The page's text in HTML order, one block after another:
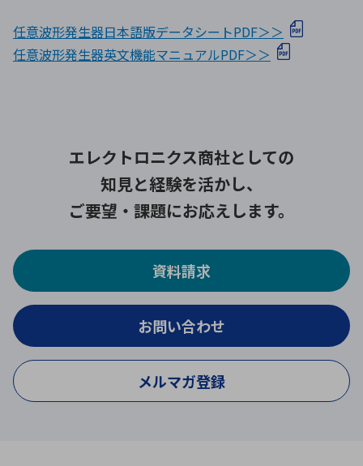
任意波形発生器日本語版データシートPDF＞＞
任意波形発生器英文機能マニュアルPDF＞＞
エレクトロニクス商社としての
知見と経験を活かし、
ご要望・課題にお応えします。
資料請求
お問い合わせ
メルマガ登録